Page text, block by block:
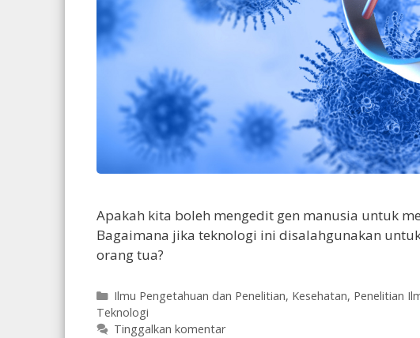
Apakah kita boleh mengedit gen manusia untuk
Bagaimana jika teknologi ini disalahgunakan
orang tua?
Kategori
Ilmu Pengetahuan dan Penelitian, Kesehatan, Penelitian
Teknologi
Tinggalkan komentar